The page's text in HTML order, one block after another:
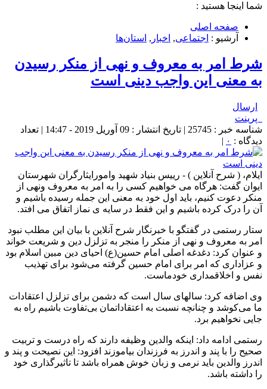
شما اینجا هستید :
صفحه اصلی
آرشیو : اجتماعی, اخبار , استان‌ها
شرط امر به معروف و نهی از منکر رسیدن
به معنی این واجب دینی است
ارسال
پرینت
شناسه خبر : 25745 | تاریخ انتشار : 09 آوریل 2019 - 14:47 | تعداد
دیدگاه : ۰ |
ایلام، ( شرح آنلاین ) - رییس بنیاد شهید وامورایثارگران شهرستان
ایوان گفت: هرگاه می خواهیم کسی را به امر به معروف ونهی از
منکر دعوت کنیم، باید اول خود به معنی این جمله رسیده باشیم و
آن را درک کرده باشیم و این فقط در سایه ی نماز اتفاق می افتد.
ستار رستمی در گفتگو با خبرنگار شرح آنلاین با بیان این مطلب نبود
امر به معروف و نهی از منکر را منجر به تزلزل دین و شریعت خواند
و عنوان کرد: دغدغه اصلی امام حسین(ع) احیای دین مبین اسلام بود
و عزاداری که امر برای امام حسین گرفته می‌شود برای تهذیب
نفس و اخلاقمداری خودماست.
وی اضافه کرد: سالهای سال است که دشمن برای تزلزل اعتقادات
ما می‌کوشد و چنانچه نسبت به اعتقاداتمان بی‌تفاوت باشیم راه به
جایی نخواهیم برد.
رستمی ادامه داد: اینکه والدین وظیفه دارند که راه درست و تربیت
صحیح را با پند و اندرز به فرزندان بیاموزند افزود: این نصیحت و پند و
اندرز والدین باید نرمی و زبان خوش همراه باشد تا تاثیرگذاری خود
را داشته باشد.